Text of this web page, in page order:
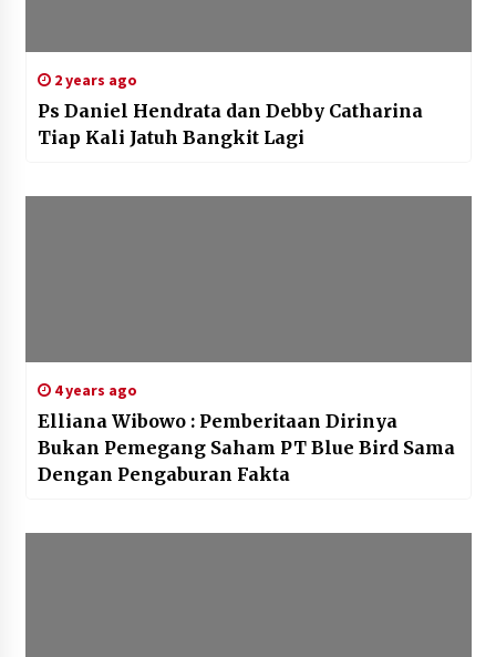
2 years ago
Ps Daniel Hendrata dan Debby Catharina
Tiap Kali Jatuh Bangkit Lagi
4 years ago
Elliana Wibowo : Pemberitaan Dirinya
Bukan Pemegang Saham PT Blue Bird Sama
Dengan Pengaburan Fakta